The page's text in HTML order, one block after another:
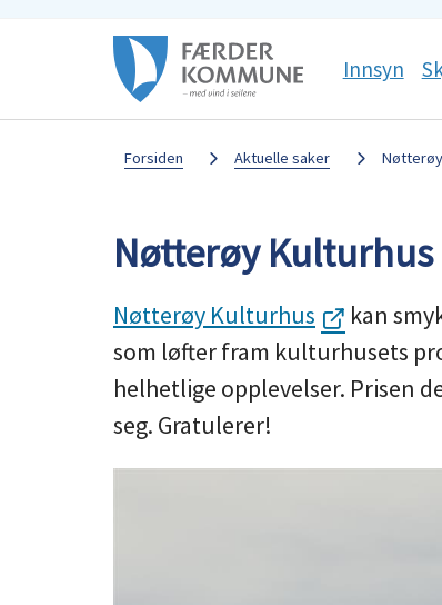
Færder
Sosiale
media
Innsyn
Du
her:
Forsiden Aktuelle saker
Nøtterøy
Nøtterøy Kulturhus
kan
som løfter fram kulturhusets
helhetlige opplevelser. Prisen
seg. Gratulerer!